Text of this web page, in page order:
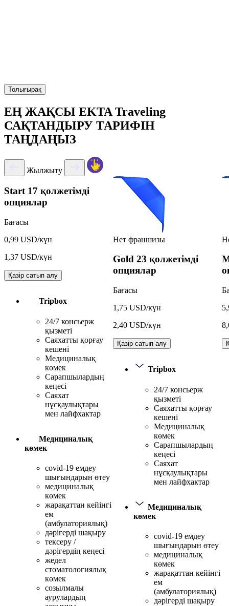
Толығырақ
ЕҢ ЖАҚСЫ EKTA Traveling
САҚТАНДЫРУ ТАРИФІН
ТАҢДАҢЫЗ
Жылжыту
Start 17 қолжетімді
опциялар
Бағасы
0,99 USD/күн
1,37 USD/күн
Қазір сатып алу
Tripbox
24/7 консьерж
қызметі
Саяхатты қорғау
кешені
Медициналық
көмек
Сарапшылардың
кеңесі
Саяхат
нұсқаулықтары
мен лайфхактар
Медициналық
көмек
covid-19 емдеу
шығындарын өтеу
медициналық
көмек
жарақаттан кейінгі
ем
(амбулаториялық)
дәрігерді шақыру
тексеру /
дәрігердің кеңесі
жедел
стоматологиялық
көмек
созылмалы
аурулардың
Нет франшизы
Gold 23 қолжетімді
опциялар
Бағасы
1,75 USD/күн
2,40 USD/күн
Қазір сатып алу
Tripbox
24/7 консьерж
қызметі
Саяхатты қорғау
кешені
Медициналық
көмек
Сарапшылардың
кеңесі
Саяхат
нұсқаулықтары
мен лайфхактар
Медициналық
көмек
covid-19 емдеу
шығындарын өтеу
медициналық
көмек
жарақаттан кейінгі
ем
(амбулаториялық)
дәрігерді шақыру